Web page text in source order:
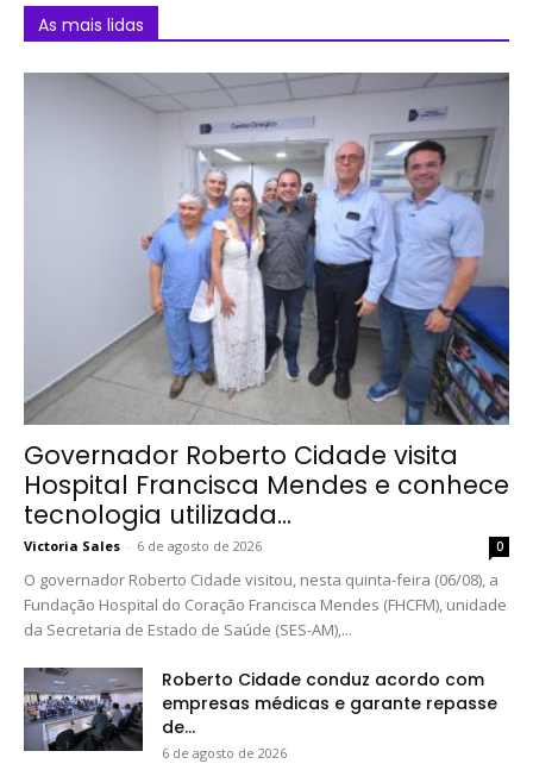
As mais lidas
Governador Roberto Cidade visita
Hospital Francisca Mendes e conhece
tecnologia utilizada...
Victoria Sales - 6 de agosto de 2026 0
O governador Roberto Cidade visitou, nesta quinta-feira (06/08), a
Fundação Hospital do Coração Francisca Mendes (FHCFM), unidade
da Secretaria de Estado de Saúde (SES-AM),...
Roberto Cidade conduz acordo com
empresas médicas e garante repasse
de...
6 de agosto de 2026